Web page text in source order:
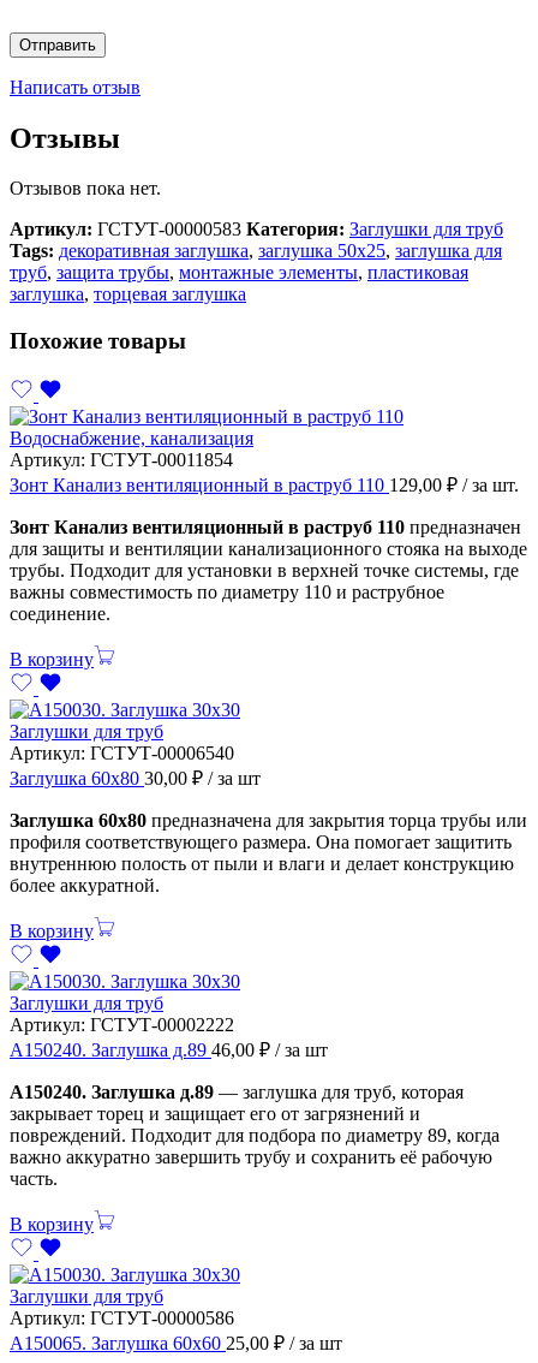
Написать отзыв
Отзывы
Отзывов пока нет.
Артикул: ГСТУТ-00000583 Категория: Заглушки для труб
Tags: декоративная заглушка, заглушка 50х25, заглушка для
труб, защита трубы, монтажные элементы, пластиковая
заглушка, торцевая заглушка
Похожие товары
Водоснабжение, канализация
Артикул: ГСТУТ-00011854
Зонт Канализ вентиляционный в раструб 110 129,00 ₽ / за шт.
Зонт Канализ вентиляционный в раструб 110 предназначен
для защиты и вентиляции канализационного стояка на выходе
трубы. Подходит для установки в верхней точке системы, где
важны совместимость по диаметру 110 и раструбное
соединение.
В корзину
Заглушки для труб
Артикул: ГСТУТ-00006540
Заглушка 60х80 30,00 ₽ / за шт
Заглушка 60х80 предназначена для закрытия торца трубы или
профиля соответствующего размера. Она помогает защитить
внутреннюю полость от пыли и влаги и делает конструкцию
более аккуратной.
В корзину
Заглушки для труб
Артикул: ГСТУТ-00002222
А150240. Заглушка д.89 46,00 ₽ / за шт
А150240. Заглушка д.89 — заглушка для труб, которая
закрывает торец и защищает его от загрязнений и
повреждений. Подходит для подбора по диаметру 89, когда
важно аккуратно завершить трубу и сохранить её рабочую
часть.
В корзину
Заглушки для труб
Артикул: ГСТУТ-00000586
А150065. Заглушка 60х60 25,00 ₽ / за шт